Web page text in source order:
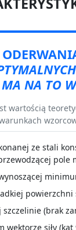
NA TO
wartością
ze stali
pole
powierzchni
(brak
wektorze siły